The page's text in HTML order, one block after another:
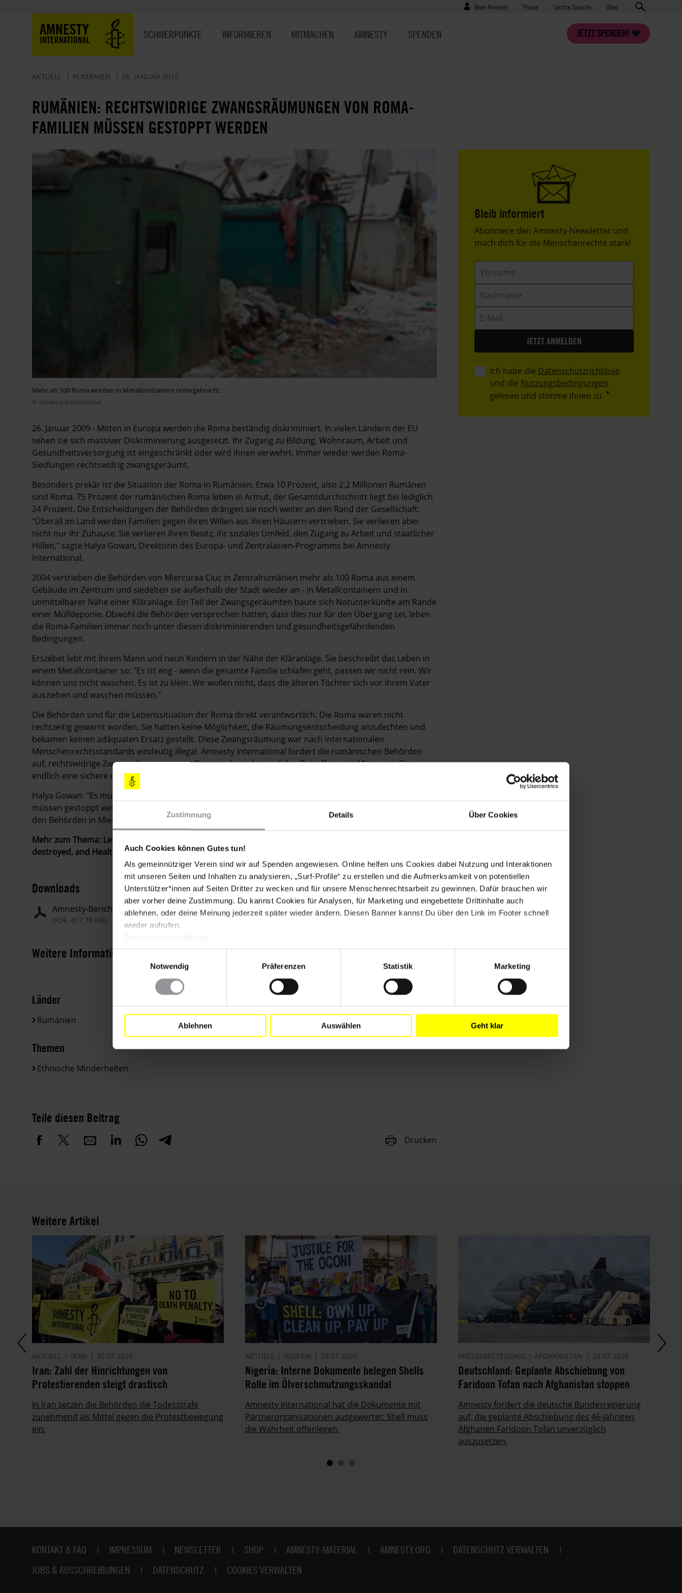
Zustimmung Details Über Cookies
Auch Cookies können Gutes tun!
Als gemeinnütziger Verein sind wir auf Spenden angewiesen. Online helfen uns Cookies dabei Nutzung und Interaktionen
mit unseren Seiten und Inhalten zu analysieren, „Surf-Profile“ zu erstellen und die Aufmerksamkeit von potentiellen
Unterstützer*innen auf Seiten Dritter zu wecken und für unsere Menschenrechtsarbeit zu gewinnen. Dafür brauchen wir
aber vorher deine Zustimmung. Du kannst Cookies für Analysen, für Marketing und eingebettete Drittinhalte auch
ablehnen, oder deine Meinung jederzeit später wieder ändern. Diesen Banner kannst Du über den Link im Footer schnell
wieder aufrufen.
Einwilligungsauswahl
Notwendig
Präferenzen Statistik Marketing
Ablehnen Auswählen Geht klar
Benutzermenü
Mein Amnesty Presse
Presse Leichte Sprache Shop
AMNESTY
INTERNATIONAL
JETZT SPENDEN!
SCHWERPUNKTE INFORMIEREN MITMACHEN AMNESTY SPENDEN
AKTUELL RUMÄNIEN 26. JANUAR 2010
RUMÄNIEN: RECHTSWIDRIGE ZWANGSRÄUMUNGEN VON ROMA-
FAMILIEN MÜSSEN GESTOPPT WERDEN
Mehr als 100 Roma wurden in Metallcontainern untergebracht.
© Amnesty International
26. Januar 2009 - Mitten in Europa werden die Roma beständig diskriminiert. In vielen Ländern der EU
sehen sie sich massiver Diskriminierung ausgesetzt. Ihr Zugang zu Bildung, Wohnraum, Arbeit und
Gesundheitsversorgung ist eingeschränkt oder wird ihnen verwehrt. Immer wieder werden Roma-
Siedlungen rechtswidrig zwangsgeräumt.
Besonders prekär ist die Situation der Roma in Rumänien. Etwa 10 Prozent, also 2,2 Millionen Rumänen
sind Roma. 75 Prozent der rumänischen Roma leben in Armut, der Gesamtdurchschnitt liegt bei lediglich
24 Prozent. Die Entscheidungen der Behörden drängen sie noch weiter an den Rand der Gesellschaft:
"Überall im Land werden Familien gegen ihren Willen aus ihren Häusern vertrieben. Sie verlieren aber
nicht nur ihr Zuhause. Sie verlieren ihren Besitz, ihr soziales Umfeld, den Zugang zu Arbeit und staatlicher
Hilfen," sagte Halya Gowan, Direktorin des Europa- und Zentralasien-Programms bei Amnesty
International.
2004 vertrieben die Behörden von Miercurea Ciuc in Zentralrumänien mehr als 100 Roma aus einem
Gebäude im Zentrum und siedelten sie außerhalb der Stadt wieder an - in Metallcontainern und in
unmittelbarer Nähe einer Kläranlage. Ein Teil der Zwangsgeräumten baute sich Notunterkünfte am Rande
einer Mülldeponie. Obwohl die Behörden versprochen hatten, dass dies nur für den Übergang sei, leben
die Roma-Familien immer noch unter diesen diskriminierenden und gesundheitsgefährdenden
Bedingungen.
Erszébet lebt mit ihrem Mann und neun Kindern in der Nähe der Kläranlage. Sie beschreibt das Leben in
einem Metallcontainer so: "Es ist eng - wenn die gesamte Familie schlafen geht, passen wir nicht rein. Wir
können uns nicht waschen. Es ist zu klein. Wir wollen nicht, dass die älteren Töchter sich vor ihrem Vater
ausziehen und waschen müssen."
Die Behörden sind für die Lebenssituation der Roma direkt verantwortlich. Die Roma waren nicht
rechtzeitig gewarnt worden. Sie hatten keine Möglichkeit, die Räumungsentscheidung anzufechten und
bekamen keinen adäquaten Ersatz gestellt. Diese Zwangsräumung war nach internationalen
Menschenrechtsstandards eindeutig illegal. Amnesty International fordert die rumänischen Behörden
auf, rechtswidrige Zwangsräumungen von Roma zu beenden und den Betroffenen in Miercurea Ciuc
endlich eine sichere und hygienisch angemessene Unterkunft zur Verfügung zu stellen.
Halya Gowan: "Es muss jetzt etwas passieren. Ein Zeichen muss gesetzt werden - Zwangsräumungen
müssen gestoppt werden und das Recht auf Wohnen muss garantiert werden. Dies kann und muss von
den Behörden in Miercurea Cuic angegangen werden."
Mehr zum Thema: Lesen Sie unsere achtseitige Themenbroschüre: "Treated like Waste. Roma Homes
destroyed, and Health at Risk, in Romania".
Downloads
Amnesty-Bericht: Treated like Waste. Roma Homes destroyed, and Health at Risk, in Romania
(PDF, 417.78 KB)
Weitere Informationen
Länder
Rumänien
Themen
Ethnische Minderheiten
Teile diesen Beitrag
Drucken
Bleib informiert
Header
Text
Abonniere den Amnesty-Newsletter und
mach dich für die Menschenrechte stark!
Vorname
Nachname
E-
Mail
Ich habe die Datenschutzrichtlinie
und die Nutzungsbedingungen
gelesen und stimme ihnen zu.
Weitere Artikel
AKTUELL IRAN 30.07.2026
Iran: Zahl der Hinrichtungen von
Protestierenden steigt drastisch
In Iran setzen die Behörden die Todesstrafe
zunehmend als Mittel gegen die Protestbewegung
ein.
AKTUELL NIGERIA 29.07.2026
Nigeria: Interne Dokumente belegen Shells
Rolle im Ölverschmutzungsskandal
Amnesty International hat die Dokumente mit
Partnerorganisationen ausgewertet: Shell muss
die Wahrheit offenlegen.
PRESSEMITTEILUNG AFGHANISTAN 23.07.2026
Deutschland: Geplante Abschiebung von
Faridoon Tofan nach Afghanistan stoppen
Amnesty fordert die deutsche Bundesregierung
auf, die geplante Abschiebung des 46-jährigen
Afghanen Faridoon Tofan unverzüglich
auszusetzen.
Fußbereich
KONTAKT & FAQ IMPRESSUM NEWSLETTER SHOP AMNESTY-MATERIAL AMNESTY.ORG
DATENSCHUTZ VERWALTEN
JOBS & AUSSCHREIBUNGEN
DATENSCHUTZ COOKIES VERWALTEN